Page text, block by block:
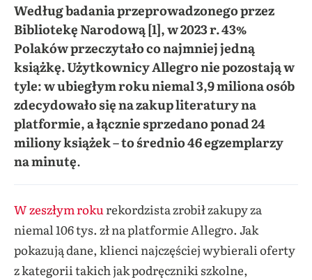
Według badania przeprowadzonego przez
Bibliotekę Narodową [1], w 2023 r. 43%
Polaków przeczytało co najmniej jedną
książkę. Użytkownicy Allegro nie pozostają w
tyle: w ubiegłym roku niemal 3,9 miliona osób
zdecydowało się na zakup literatury na
platformie, a łącznie sprzedano ponad 24
miliony książek – to średnio 46 egzemplarzy
na minutę.
W zeszłym rokurekordzista zrobił zakupy za
niemal 106 tys. zł na platformie Allegro. Jak
pokazują dane, klienci najczęściej wybierali oferty
z kategorii takich jak podręczniki szkolne,